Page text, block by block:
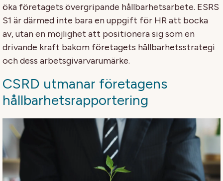
öka företagets övergripande hållbarhetsarbete. ESRS
S1 är därmed inte bara en uppgift för HR att bocka
av, utan en möjlighet att positionera sig som en
drivande kraft bakom företagets hållbarhetsstrategi
och dess arbetsgivarvarumärke.
CSRD utmanar företagens
hållbarhetsrapportering